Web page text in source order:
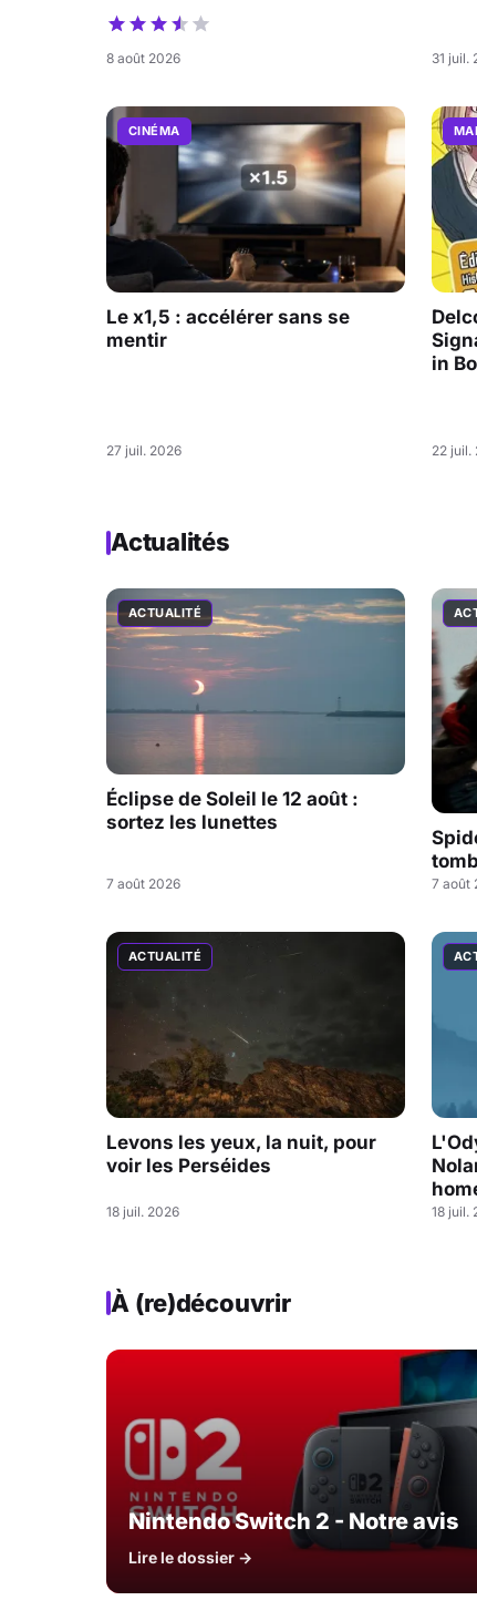
8 août 2026 31 juil.
CINÉMA
Le x1,5 : accélérer sans se
mentir
27 juil. 2026
in
22 juil.
Actualités
ACTUALITÉ
Éclipse de Soleil le 12 août :
sortez les lunettes
7 août 2026 7 août
ACTUALITÉ
Levons les yeux, la nuit, pour
voir les Perséides
18 juil. 2026 18 juil.
À (re)découvrir
Nintendo Switch 2 - Notre avis
Lire le dossier →